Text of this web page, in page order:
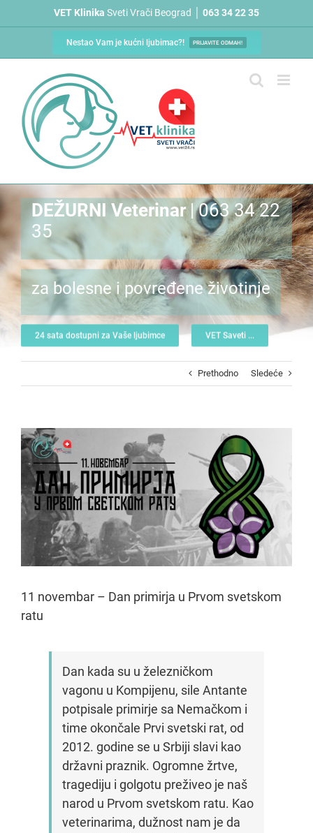
VET Klinika Sveti Vrači Beograd │ 063 34 22 35
Nestao Vam je kućni ljubimac?! PRIJAVITE ODMAH!
DEŽURNI Veterinar| 063 34 22
35
za bolesne i povređene životinje
24 sata dostupni za Vaše ljubimce VET Saveti ...
Prethodno Sledeće
View
Larger
Image
11 novembar – Dan primirja u Prvom svetskom
ratu
Dan kada su u železničkom
vagonu u Kompijenu, sile Antante
potpisale primirje sa Nemačkom i
time okončale Prvi svetski rat, od
2012. godine se u Srbiji slavi kao
državni praznik. Ogromne žrtve,
tragediju i golgotu preživeo je naš
narod u Prvom svetskom ratu. Kao
veterinarima, dužnost nam je da